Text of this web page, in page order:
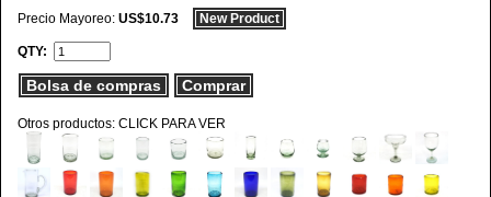
Precio Mayoreo: US$10.73 New Product
QTY:
Bolsa de compras Comprar
Otros productos: CLICK PARA VER